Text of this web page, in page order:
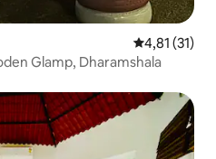
Gemiddelde
4,81 (31)
Glamp, Dharamshala